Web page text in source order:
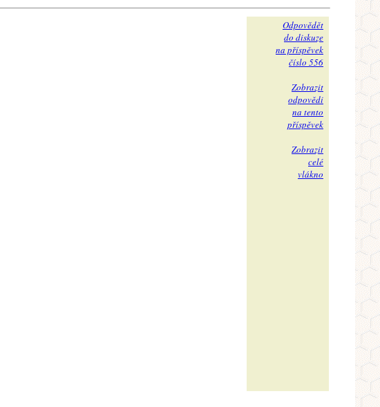
Odpovědět
do diskuze
na příspěvek
číslo 556
Zobrazit
odpovědi
na tento
příspěvek
Zobrazit
celé
vlákno